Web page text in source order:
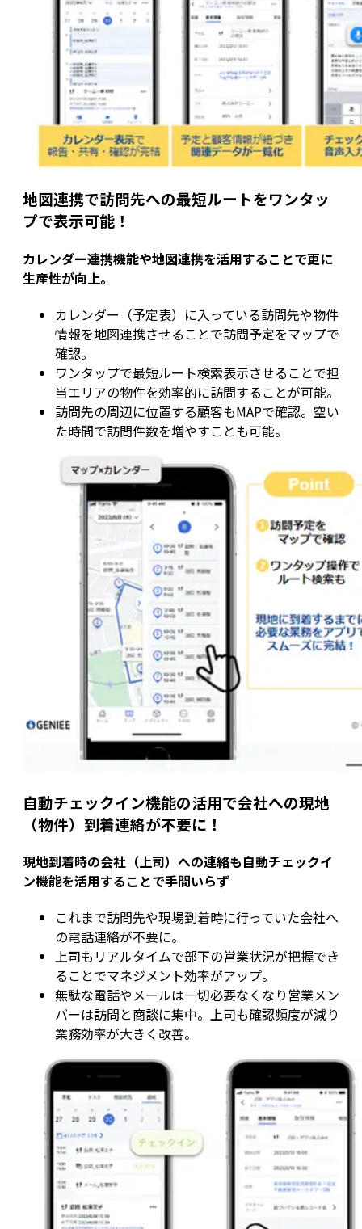
地図連携で訪問先への最短ルートをワンタッ
プで表示可能！
カレンダー連携機能や地図連携を活用することで更に
生産性が向上。
カレンダー（予定表）に入っている訪問先や物件
情報を地図連携させることで訪問予定をマップで
確認。
ワンタップで最短ルート検索表示させることで担
当エリアの物件を効率的に訪問することが可能。
訪問先の周辺に位置する顧客もMAPで確認。空い
た時間で訪問件数を増やすことも可能。
自動チェックイン機能の活用で会社への現地
（物件）到着連絡が不要に！
現地到着時の会社（上司）への連絡も自動チェックイ
ン機能を活用することで手間いらず
これまで訪問先や現場到着時に行っていた会社へ
の電話連絡が不要に。
上司もリアルタイムで部下の営業状況が把握でき
ることでマネジメント効率がアップ。
無駄な電話やメールは一切必要なくなり営業メン
バーは訪問と商談に集中。上司も確認頻度が減り
業務効率が大きく改善。